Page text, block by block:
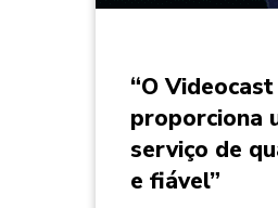
“O Videocast
proporciona
serviço de
e fiável”